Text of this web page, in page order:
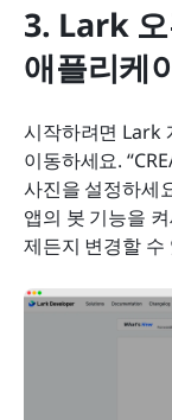
3. Lark
애플리케
시작하려면 Lark
이동하세요.
사진을 설정하세
앱의 봇 기능을
제든지 변경할 수